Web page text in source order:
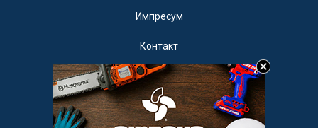
Импресум
Контакт
Маркетинг
Услови за користење